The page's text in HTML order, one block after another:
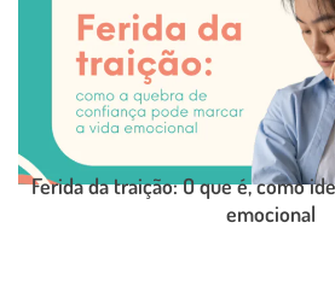
Ferida da traição: O que é, como
emocional